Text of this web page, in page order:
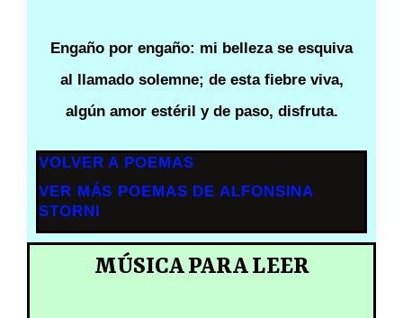
Engaño por engaño: mi belleza se esquiva
al llamado solemne; de esta fiebre viva,
algún amor estéril y de paso, disfruta.
VOLVER A POEMAS
VER MÁS POEMAS DE ALFONSINA
STORNI
MÚSICA PARA LEER